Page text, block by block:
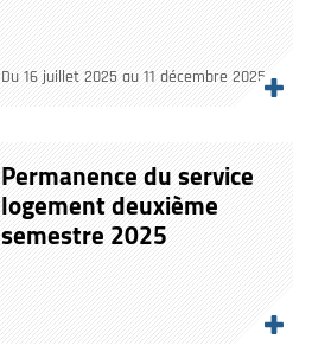
Du 16 juillet 2025 au 11 décembre 2025
Permanence du service
logement deuxième
semestre 2025